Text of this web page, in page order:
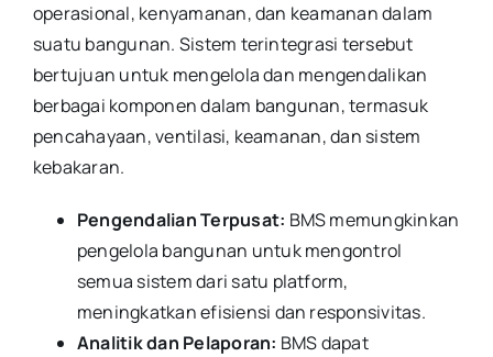
operasional, kenyamanan, dan keamanan dalam
suatu bangunan. Sistem terintegrasi tersebut
bertujuan untuk mengelola dan mengendalikan
berbagai komponen dalam bangunan, termasuk
pencahayaan, ventilasi, keamanan, dan sistem
kebakaran.
Pengendalian Terpusat: BMS memungkinkan
pengelola bangunan untuk mengontrol
semua sistem dari satu platform,
meningkatkan efisiensi dan responsivitas.
Analitik dan Pelaporan: BMS dapat